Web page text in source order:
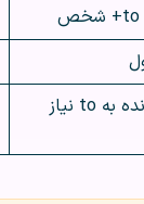
در صورت ذکر شنونده به to نیاز